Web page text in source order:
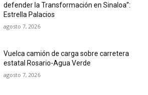
defender la Transformación en Sinaloa”:
Estrella Palacios
agosto 7, 2026
Vuelca camión de carga sobre carretera
estatal Rosario-Agua Verde
agosto 7, 2026